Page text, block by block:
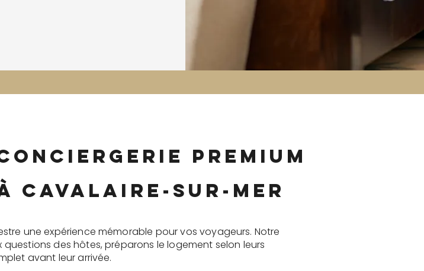
premium
Cavalaire-sur-Mer
une expérience mémorable pour vos voyageurs. Notre
des hôtes, préparons le logement selon leurs
avant leur arrivée.